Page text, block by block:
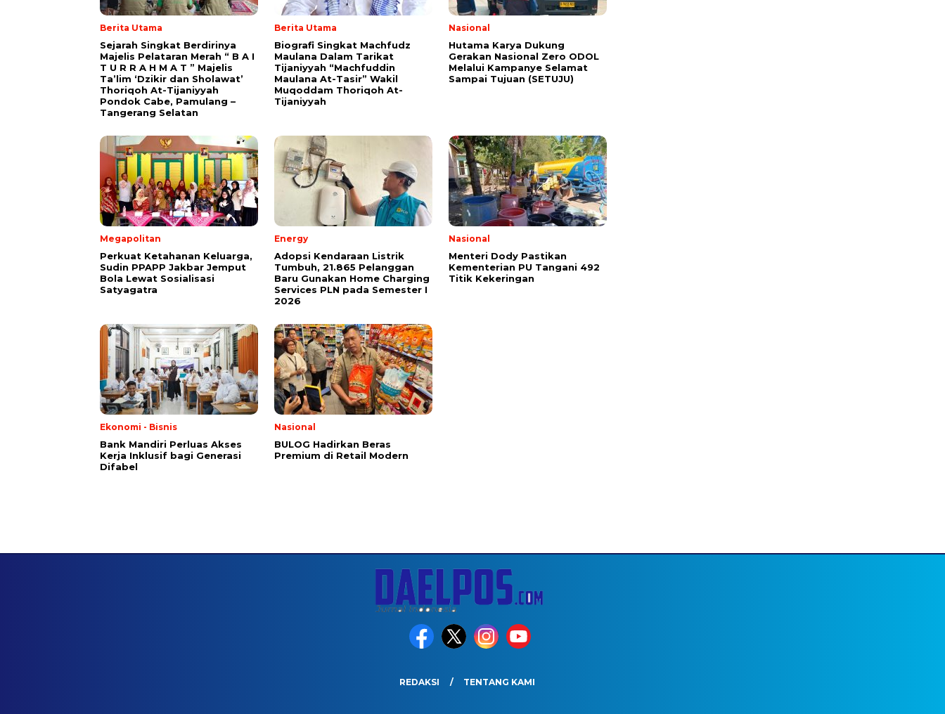
Berita Utama
Sejarah Singkat Berdirinya
Majelis Pelataran Merah “ B A I
T U R R A H M A T ” Majelis
Ta’lim ‘Dzikir dan Sholawat’
Thoriqoh At-Tijaniyyah
Pondok Cabe, Pamulang –
Tangerang Selatan
Berita Utama
Biografi Singkat Machfudz
Maulana Dalam Tarikat
Tijaniyyah “Machfuddin
Maulana At-Tasir” Wakil
Muqoddam Thoriqoh At-
Tijaniyyah
Nasional
Hutama Karya Dukung
Gerakan Nasional Zero ODOL
Melalui Kampanye Selamat
Sampai Tujuan (SETUJU)
Megapolitan
Perkuat Ketahanan Keluarga,
Sudin PPAPP Jakbar Jemput
Bola Lewat Sosialisasi
Satyagatra
Energy
Adopsi Kendaraan Listrik
Tumbuh, 21.865 Pelanggan
Baru Gunakan Home Charging
Services PLN pada Semester I
2026
Nasional
Menteri Dody Pastikan
Kementerian PU Tangani 492
Titik Kekeringan
Ekonomi - Bisnis
Bank Mandiri Perluas Akses
Kerja Inklusif bagi Generasi
Difabel
Nasional
BULOG Hadirkan Beras
Premium di Retail Modern
REDAKSI TENTANG KAMI